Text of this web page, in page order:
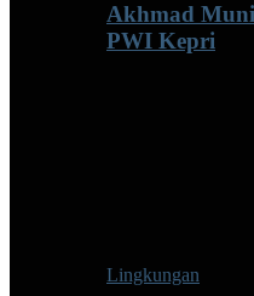
Akhmad
PWI Kepri
Lingkungan